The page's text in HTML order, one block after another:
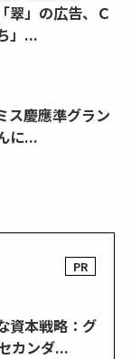
翠」の広告、Ｃ
」...
ス慶應準グラン
に...
資本戦略：グ
カンダ...